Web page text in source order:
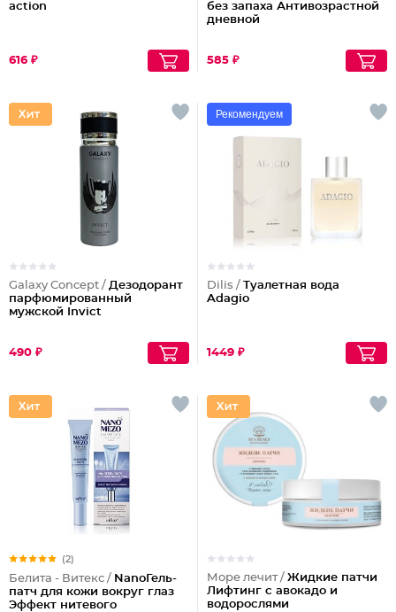
action
616 ₽
без запаха Антивозрастной
дневной
585 ₽
Galaxy Concept / Дезодорант
парфюмированный
мужской Invict
490 ₽
Рекомендуем
Dilis / Туалетная вода
Adagio
1449 ₽
(2)
Белита - Витекс / NanoГель-
патч для кожи вокруг глаз
Эффект нитевого
Море лечит / Жидкие патчи
Лифтинг с авокадо и
водорослями